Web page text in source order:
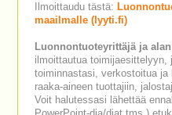
Ilmoittaudu tästä:
maailmalle (lyyti.fi)
Luonnontuoteyrittäjä ja
ilmoittautua
toiminnastasi, verkostoitua ja
raaka-aineen tuottajiin,
Voit halutessasi lähettää